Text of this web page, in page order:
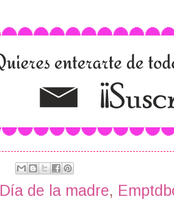
Día de la madre,